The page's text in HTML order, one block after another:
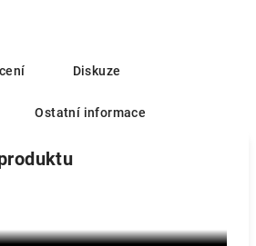
Diskuze
Ostatní informace